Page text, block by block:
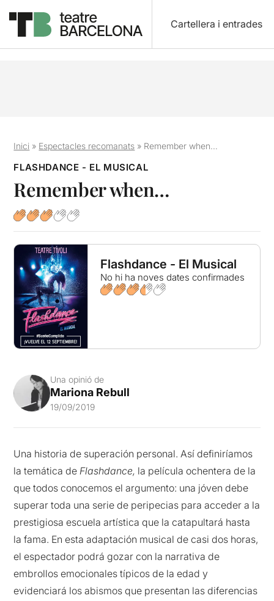
Cartellera i entrades
Inici » Espectacles recomanats » Remember when…
FLASHDANCE - EL MUSICAL
Remember when…
Flashdance - El Musical
No hi ha noves dates confirmades
Una opinió de
Mariona Rebull
19/09/2019
Una historia de superación personal. Así definiríamos
la temática deFlashdance, la película ochentera de la
que todos conocemos el argumento: una jóven debe
superar toda una serie de peripecias para acceder a la
prestigiosa escuela artística que la catapultará hasta
la fama. En esta adaptación musical de casi dos horas,
el espectador podrá gozar con la narrativa de
embrollos emocionales típicos de la edad y
evidenciará los abismos que presentan las diferencias